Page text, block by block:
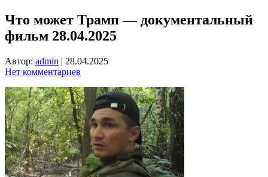
Что может Трамп — документальный
фильм 28.04.2025
Автор: admin | 28.04.2025
Нет комментариев